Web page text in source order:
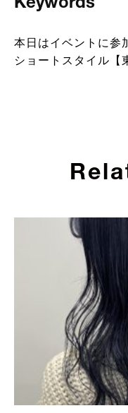
本日はイベントに参
ショートスタイル【